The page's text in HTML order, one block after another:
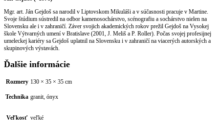
Mgr. art. Ján Gejdoš sa narodil v Liptovskom Mikuláši a v súčasnosti pracuje v Martine.
Svoje štúdium sústredil na odbor kamenosochárstvo, scénografiu a sochárstvo nielen na
Slovensku ale i v zahraničí. Záver svojich akademických rokov prežil Gejdoš na Vysokej
škole Výtvarných umení v Bratislave (2001, J. Meliš a P. Roller). Počas svojej profesijnej
umeleckej kariéry sa Gejdoš uplatnil na Slovensku i v zahraničí na viacerých autorských a
skupinových výstavách.
Ďalšie informácie
Rozmery 130 × 35 × 35 cm
Technika granit, ónyx
Veľkosť veľké